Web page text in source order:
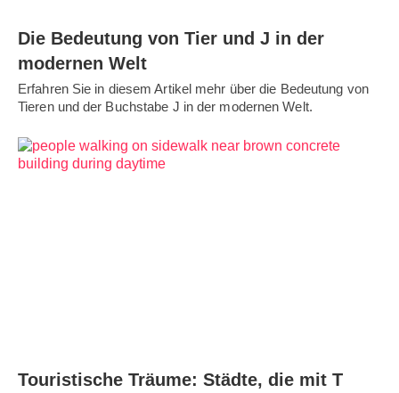
Die Bedeutung von Tier und J in der
modernen Welt
Erfahren Sie in diesem Artikel mehr über die Bedeutung von
Tieren und der Buchstabe J in der modernen Welt.
Touristische Träume: Städte, die mit T